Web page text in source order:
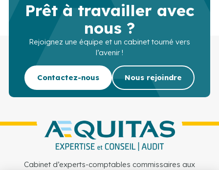
Prêt à travailler avec
nous ?
Rejoignez une équipe et un cabinet tourné vers
l’avenir !
Contactez-nous Nous rejoindre
Cabinet d’experts-comptables commissaires aux